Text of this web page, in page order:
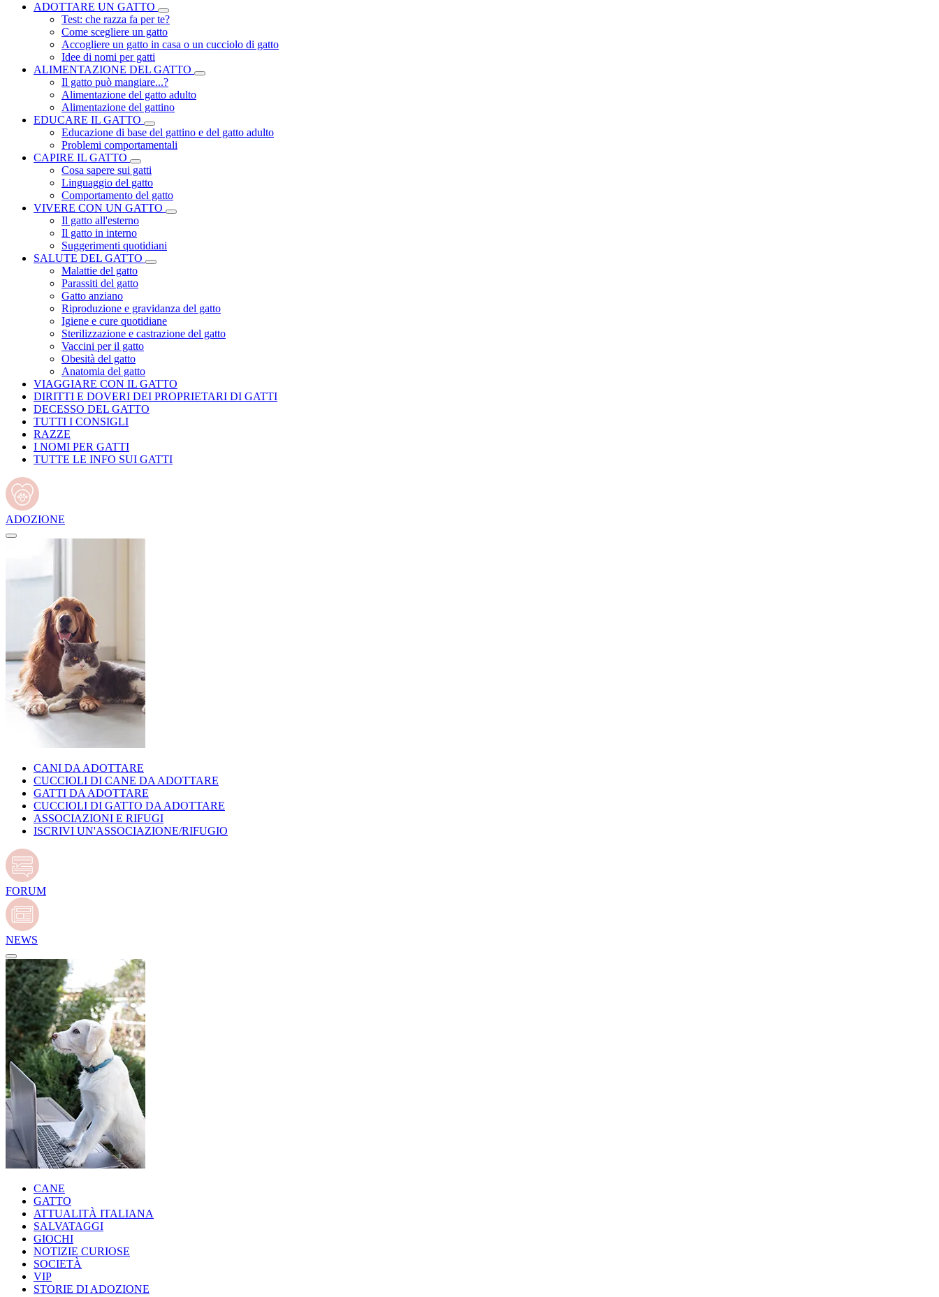
ADOTTARE UN GATTO
Test: che razza fa per te?
Come scegliere un gatto
Accogliere un gatto in casa o un cucciolo di gatto
Idee di nomi per gatti
ALIMENTAZIONE DEL GATTO
Il gatto può mangiare...?
Alimentazione del gatto adulto
Alimentazione del gattino
EDUCARE IL GATTO
Educazione di base del gattino e del gatto adulto
Problemi comportamentali
CAPIRE IL GATTO
Cosa sapere sui gatti
Linguaggio del gatto
Comportamento del gatto
VIVERE CON UN GATTO
Il gatto all'esterno
Il gatto in interno
Suggerimenti quotidiani
SALUTE DEL GATTO
Malattie del gatto
Parassiti del gatto
Gatto anziano
Riproduzione e gravidanza del gatto
Igiene e cure quotidiane
Sterilizzazione e castrazione del gatto
Vaccini per il gatto
Obesità del gatto
Anatomia del gatto
VIAGGIARE CON IL GATTO
DIRITTI E DOVERI DEI PROPRIETARI DI GATTI
DECESSO DEL GATTO
TUTTI I CONSIGLI
RAZZE
I NOMI PER GATTI
TUTTE LE INFO SUI GATTI
ADOZIONE
CANI DA ADOTTARE
CUCCIOLI DI CANE DA ADOTTARE
GATTI DA ADOTTARE
CUCCIOLI DI GATTO DA ADOTTARE
ASSOCIAZIONI E RIFUGI
ISCRIVI UN'ASSOCIAZIONE/RIFUGIO
FORUM
NEWS
CANE
GATTO
ATTUALITÀ ITALIANA
SALVATAGGI
GIOCHI
NOTIZIE CURIOSE
SOCIETÀ
VIP
STORIE DI ADOZIONE